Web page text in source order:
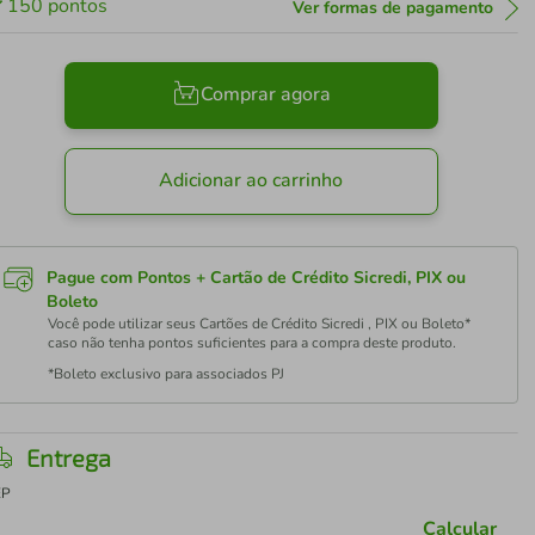
150 pontos Ver formas de pagamento
Comprar agora
Adicionar ao carrinho
Pague com Pontos + Cartão de Crédito Sicredi, PIX ou
Boleto
Você pode utilizar seus Cartões de Crédito Sicredi , PIX ou Boleto*
caso não tenha pontos suficientes para a compra deste produto.
*Boleto exclusivo para associados PJ
Entrega
Calcular